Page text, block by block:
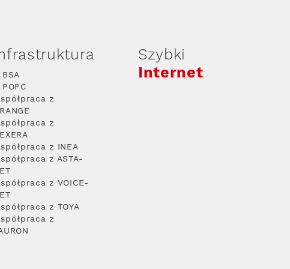
z
z
z INEA
z ASTA-
z VOICE-
z TOYA
z
Szybki
Internet